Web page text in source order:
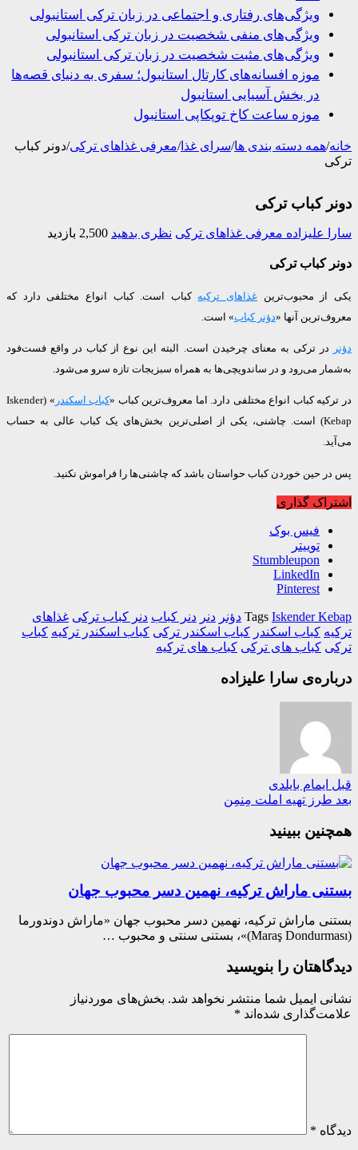
ویژگی‌های رفتاری و اجتماعی در زبان ترکی استانبولی
ویژگی‌های منفی شخصیت در زبان ترکی استانبولی
ویژگی‌های مثبت شخصیت در زبان ترکی استانبولی
موزه افسانه‌های کارتال استانبول؛ سفری به دنیای قصه‌ها
در بخش آسیایی استانبول
موزه ساعت کاخ توپکاپی استانبول
همه دسته بندی ها/سرای غذا/معرفی غذاهای ترکی/دونر کباب
کباب ترکی
علیزادهمعرفی غذاهای ترکی نظری بدهید 2,500 بازدید
کباب ترکی
از محبوب‌ترینغذاهای ترکیه کباب است. کباب انواع مختلفی دارد که
آنها « دؤنر کباب » است.
در ترکی به معنای چرخیدن است. البته این نوع از کباب در واقع فست‌فود
می‌رود و در ساندویچی‌ها به همراه سبزیجات تازه سرو می‌شود.
کباب انواع مختلفی دارد. اما معروف‌ترین کباب «کباب اسکندر
» (Iskender
Kebap) است. چاشنی، یکی از اصلی‌ترین بخش‌های یک کباب عالی به‌ حساب
حین خوردن کباب حواستان باشد که چاشنی‌ها را فراموش نکنید.
گذاری
فیس بوک
توییتر
Stumbleupon
LinkedIn
Pinterest
TagsIskender دؤنر دنر دنر کباب دنر کباب ترکی غذاهای
کباب اسکندر کباب اسکندر ترکی کباب اسکندر ترکیه کباب
کباب های ترکی کباب های ترکیه
سارا علیزاده
ایمام بایلدی
تهیه املت مِنمِن
ببینید
ماراش ترکیه، نهمین دسر محبوب جهان
ماراش ترکیه، نهمین دسر محبوب جهان «ماراش دوندورما
را بنویسید
ایمیل شما منتشر نخواهد شد. بخش‌های موردنیاز
شده‌اند*
*